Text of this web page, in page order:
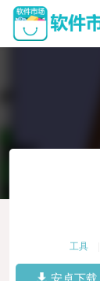
工具
安卓下载